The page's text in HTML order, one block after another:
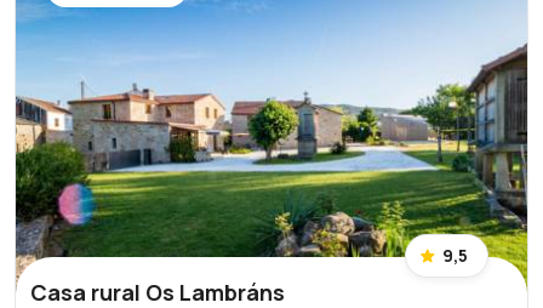
9,5
Casa rural Os Lambráns